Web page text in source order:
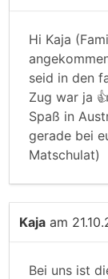
Hi Kaja
seid in den
Zug war ja
Spaß in
gerade bei
Matschulat)
Kaja am
Bei uns ist